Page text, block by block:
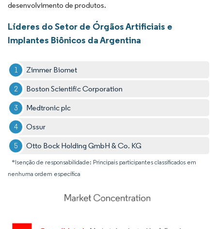
desenvolvimento de produtos.
Líderes do Setor de Órgãos Artificiais e
Implantes Biônicos da Argentina
Zimmer Biomet
Boston Scientific Corporation
Medtronic plc
Ossur
Otto Bock Holding GmbH & Co. KG
*Isenção de responsabilidade: Principais participantes classificados em
nenhuma ordem específica